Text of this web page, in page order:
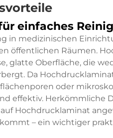
einfaches
in medizinischen
öffentlichen Räumen.
glatte Oberfläche, die
Da
oder
effektiv. Herkömmliche
Hochdrucklaminat
– ein wichtiger